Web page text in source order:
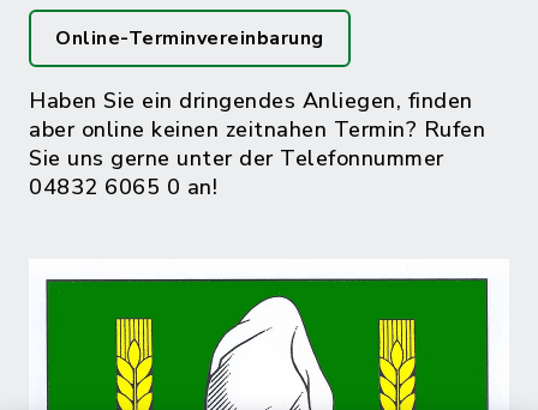
Online-Terminvereinbarung
Haben Sie ein dringendes Anliegen, finden
aber online keinen zeitnahen Termin? Rufen
Sie uns gerne unter der Telefonnummer
04832 6065 0 an!